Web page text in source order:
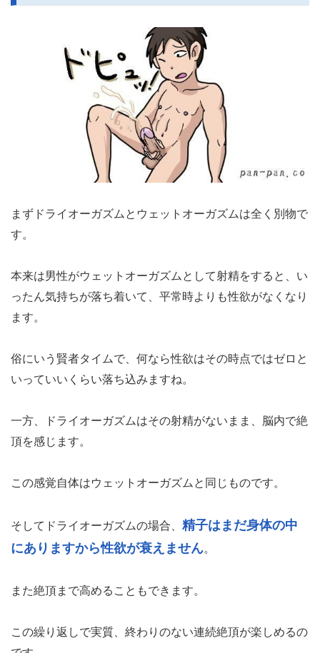
まずドライオーガズムとウェットオーガズムは全く別物で
す。
本来は男性がウェットオーガズムとして射精をすると、い
ったん気持ちが落ち着いて、平常時よりも性欲がなくなり
ます。
俗にいう賢者タイムで、何なら性欲はその時点ではゼロと
いっていいくらい落ち込みますね。
一方、ドライオーガズムはその射精がないまま、脳内で絶
頂を感じます。
この感覚自体はウェットオーガズムと同じものです。
そしてドライオーガズムの場合、 精子はまだ身体の中
にありますから性欲が衰えません。
また絶頂まで高めることもできます。
この繰り返しで実質、終わりのない連続絶頂が楽しめるの